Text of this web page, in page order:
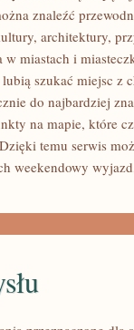
znaleźć
architektury,
miastach i
szukać miejsc z
do najbardziej
na mapie, które
temu serwis
weekendowy